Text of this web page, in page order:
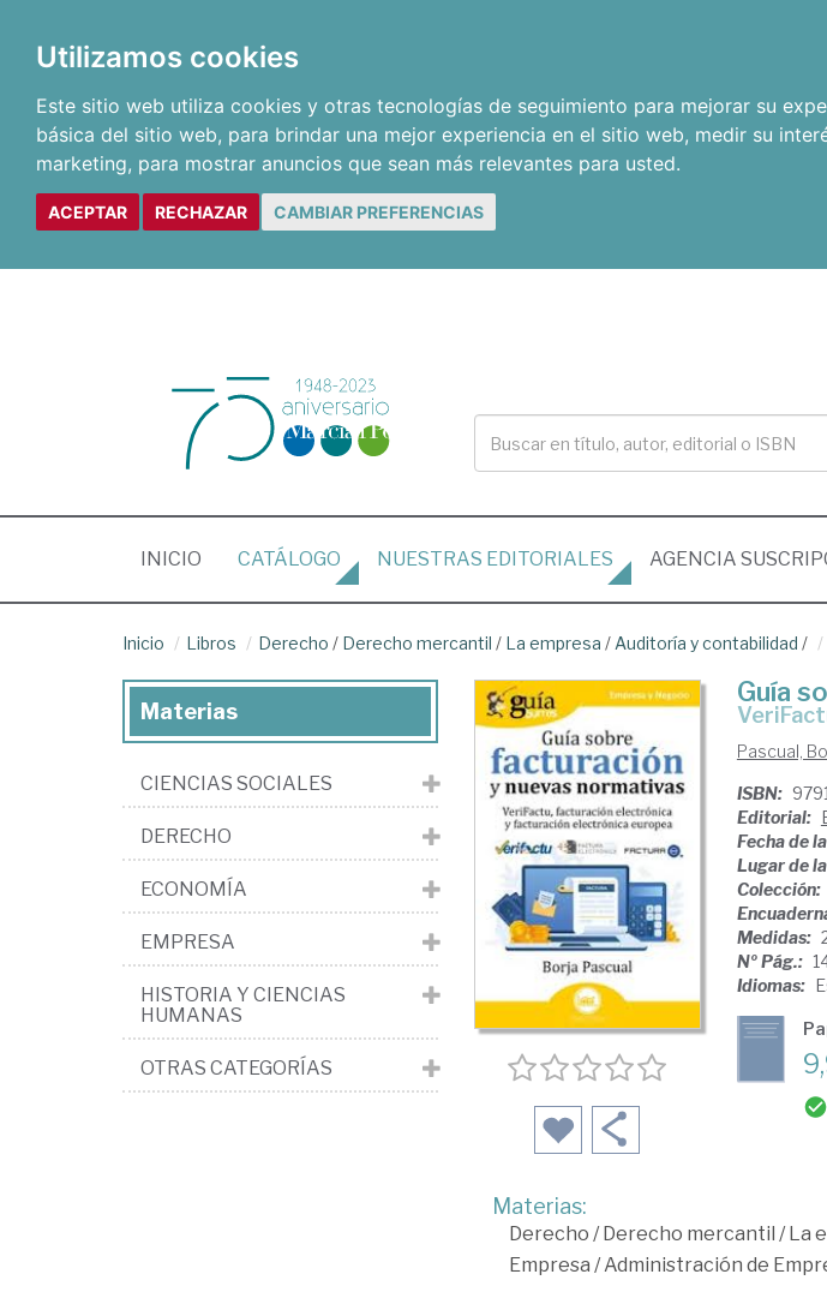
Utilizamos cookies
Este sitio web utiliza cookies y otras tecnologías de seguimiento para mejorar su
básica del sitio web, para brindar una mejor experiencia en el sitio web, medir su
marketing, para mostrar anuncios que sean más relevantes para usted.
ACEPTAR RECHAZAR CAMBIAR PREFERENCIAS
INICIO (CURRENT)
CATÁLOGO NUESTRAS EDITORIALES AGENCIA
Inicio Libros Derecho / Derecho mercantil / La empresa / Auditoría y contabilidad /
Guía
Pascual,
ISBN:
Editorial:
Fecha de
Lugar de
Colección:
Medidas:
Nº Pág.:
Idiomas:
Materias:
Derecho /Derecho mercantil /La
Empresa /Administración de
Materias
CIENCIAS SOCIALES
DERECHO
ECONOMÍA
EMPRESA
HISTORIA Y CIENCIAS
HUMANAS
OTRAS CATEGORÍAS